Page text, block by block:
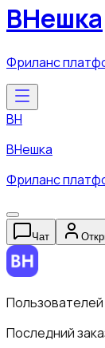
ВНешка
Фриланс
ВН
ВНешка
Фриланс
Чат
Пользователей
Последний